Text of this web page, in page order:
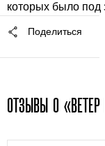
которых было под
Поделиться
ОТЗЫВЫ О